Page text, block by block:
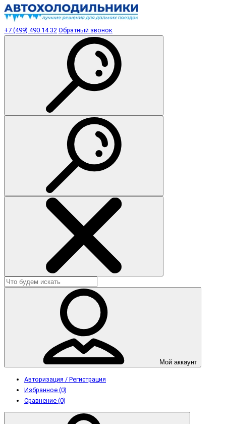
+7 (499) 490 14 32 Обратный звонок
Мой аккаунт
Авторизация / Регистрация
Избранное (0)
Сравнение (0)